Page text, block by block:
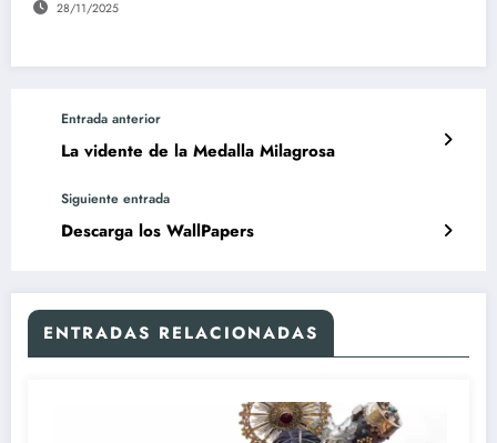
28/11/2025
Entrada anterior
La vidente de la Medalla Milagrosa
Siguiente entrada
Descarga los WallPapers
ENTRADAS RELACIONADAS